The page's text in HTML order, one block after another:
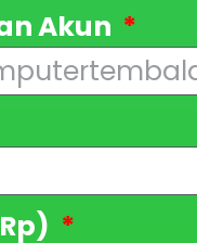
Akun